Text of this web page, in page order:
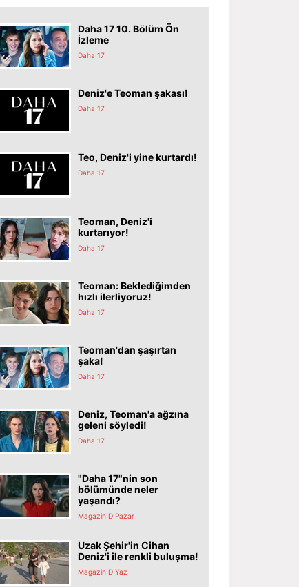
Daha 17 10. Bölüm Ön
İzleme
Daha 17
Deniz'e Teoman şakası!
Daha 17
Teo, Deniz'i yine kurtardı!
Daha 17
Teoman, Deniz'i
kurtarıyor!
Daha 17
Teoman: Beklediğimden
hızlı ilerliyoruz!
Daha 17
Teoman'dan şaşırtan
şaka!
Daha 17
Deniz, Teoman'a ağzına
geleni söyledi!
Daha 17
"Daha 17"nin son
bölümünde neler
yaşandı?
Magazin D Pazar
Uzak Şehir'in Cihan
Deniz'i ile renkli buluşma!
Magazin D Yaz